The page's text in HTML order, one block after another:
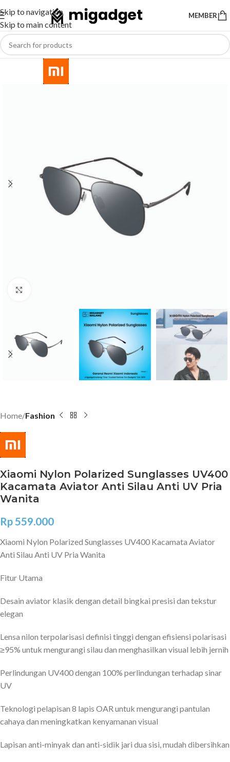
Skip to navigation
Skip to main content
MEMBER
Home Fashion
Xiaomi Nylon Polarized Sunglasses UV400
Kacamata Aviator Anti Silau Anti UV Pria
Wanita
Rp559.000
Xiaomi Nylon Polarized Sunglasses UV400 Kacamata Aviator
Anti Silau Anti UV Pria Wanita
Fitur Utama
Desain aviator klasik dengan detail bingkai presisi dan tekstur
elegan
Lensa nilon terpolarisasi definisi tinggi dengan efisiensi polarisasi
≥95% untuk mengurangi silau dan menghasilkan visual lebih jernih
Perlindungan UV400 dengan 100% perlindungan terhadap sinar
UV
Teknologi pelapisan 8 lapis OAR untuk mengurangi pantulan
cahaya dan meningkatkan kenyamanan visual
Lapisan anti-minyak dan anti-sidik jari dua sisi, mudah dibersihkan